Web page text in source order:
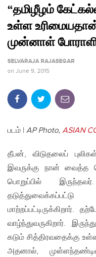
“தமிழீழம்
உள்ள
முன்னாள்
SELVARAJA RAJASEGAR
on June 9, 2015
படம் | AP Photo, ASIAN
தீபன், விடுதலைப்
இவருக்கு நான் வைத்த
பொறுப்பில்
மாற்றப்பட்டிருக்கிறார்.
வாழ்ந்துவருகிறார்.
கடும் சித்திரவதைக்கு
அதனால்,